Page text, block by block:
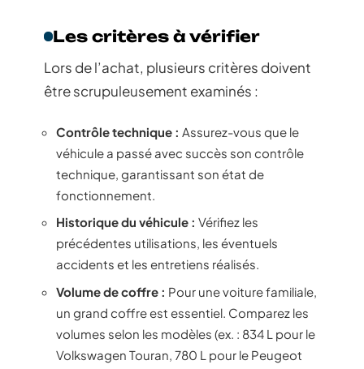
spécialisées offrent des garanties et des
services dédiés.
Distinxion
, leader dans la
vente de voitures d’occasion
multimarques, propose une large gamme
de modèles.Starterrese distingue par ses
véhicules à faible kilométrage ou zéro
kilomètre, garantissant une qualité proche
du neuf.
Les critères à vérifier
Lors de l’achat, plusieurs critères doivent
être scrupuleusement examinés :
Contrôle technique :Assurez-vous que le
véhicule a passé avec succès son contrôle